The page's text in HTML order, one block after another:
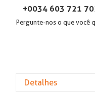
+0034 603 721
Pergunte-nos o que você
Detalhes